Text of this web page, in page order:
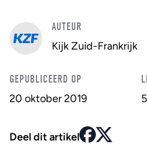
AUTEUR
Kijk Zuid-Frankrijk
GEPUBLICEERD OP
20 oktober 2019
Deel dit artikel